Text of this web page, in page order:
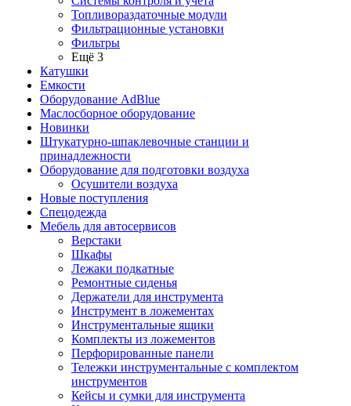
Топливораздаточные модули
Фильтрационные установки
Фильтры
Ещё 3
Катушки
Емкости
Оборудование AdBlue
Маслосборное оборудование
Новинки
Штукатурно-шпаклевочные станции и
принадлежности
Оборудование для подготовки воздуха
Осушители воздуха
Новые поступления
Спецодежда
Мебель для автосервисов
Верстаки
Шкафы
Лежаки подкатные
Ремонтные сиденья
Держатели для инструмента
Инструмент в ложементах
Инструментальные ящики
Комплекты из ложементов
Перфорированные панели
Тележки инструментальные с комплектом
инструментов
Кейсы и сумки для инструмента